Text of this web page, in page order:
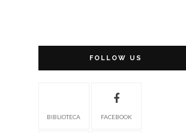
FOLLOW US
BIBLIOTECA FACEBOOK